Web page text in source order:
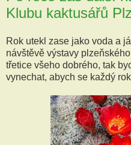
Klubu kaktusářů
Rok utekl zase jako voda a
návštěvě výstavy
třetice všeho dobrého, tak
vynechat, abych se každý